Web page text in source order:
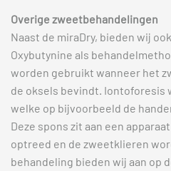
Overige zweetbehandelingen
Naast de miraDry, bieden wij
Oxybutynine als
worden gebruikt wanneer het
de oksels bevindt. Iontoforesis
welke op bijvoorbeeld de
Deze spons zit aan een
optreed en de zweetklieren
behandeling bieden wij aan op